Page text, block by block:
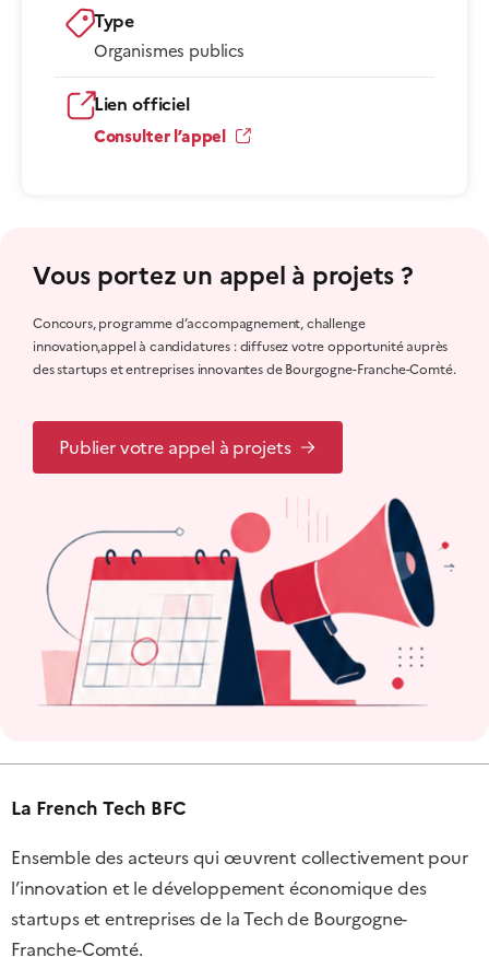
Type
Organismes publics
Lien officiel
Consulter l’appel
Vous portez un appel à projets ?
Concours, programme d’accompagnement, challenge
innovation,appel à candidatures : diffusez votre opportunité auprès
des startups et entreprises innovantes de Bourgogne-Franche-Comté.
Publier votre appel à projets
La French Tech BFC
Ensemble des acteurs qui œuvrent collectivement pour
l’innovation et le développement économique des
startups et entreprises de la Tech de Bourgogne-
Franche-Comté.